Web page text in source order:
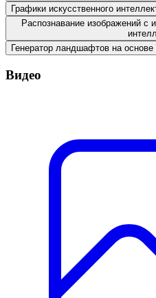
Графики искусственного
Распознавание изображений с
Генератор ландшафтов на основе
Видео